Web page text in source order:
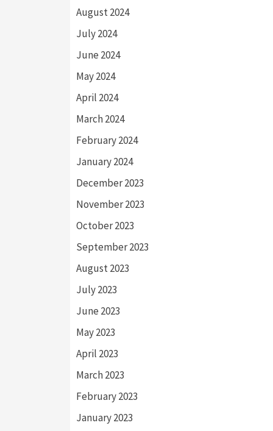
August 2024
July 2024
June 2024
May 2024
April 2024
March 2024
February 2024
January 2024
December 2023
November 2023
October 2023
September 2023
August 2023
July 2023
June 2023
May 2023
April 2023
March 2023
February 2023
January 2023